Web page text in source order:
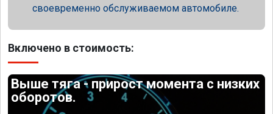
своевременно обслуживаемом автомобиле.
Включено в стоимость:
Выше тяга - прирост момента с низких
оборотов.